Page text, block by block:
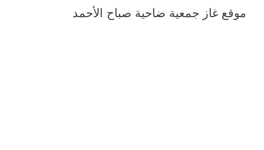
موقع غاز جمعية ضاحية صباح الأحمد